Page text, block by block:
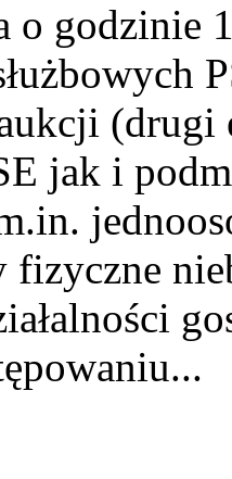
o godzinie
(drugi
jak i
fizyczne